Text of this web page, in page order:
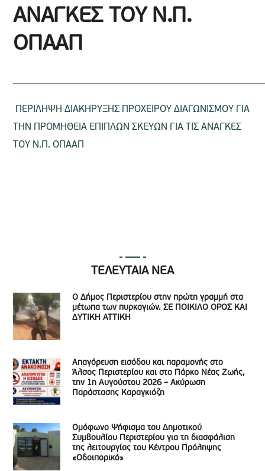
ΑΝΑΓΚΕΣ ΤΟΥ Ν.Π.
ΟΠΑΑΠ
ΠΕΡΙΛΗΨΗ ΔΙΑΚΗΡΥΞΗΣ ΠΡΟΧΕΙΡΟΥ ΔΙΑΓΩΝΙΣΜΟΥ ΓΙΑ
ΤΗΝ ΠΡΟΜΗΘΕΙΑ ΕΠΙΠΛΩΝ ΣΚΕΥΩΝ ΓΙΑ ΤΙΣ ΑΝΑΓΚΕΣ
ΤΟΥ Ν.Π. ΟΠΑΑΠ
ΤΕΛΕΥΤΑΙΑ ΝΕΑ
Ο Δήμος Περιστερίου στην πρώτη γραμμή στα
μέτωπα των πυρκαγιών. ΣΕ ΠΟΙΚΙΛΟ ΟΡΟΣ ΚΑΙ
ΔΥΤΙΚΗ ΑΤΤΙΚΗ
Απαγόρευση εισόδου και παραμονής στο
Άλσος Περιστερίου και στο Πάρκο Νέας Ζωής,
την 1η Αυγούστου 2026 – Ακύρωση
Παράστασης Καραγκιόζη
Ομόφωνο Ψήφισμα του Δημοτικού
Συμβουλίου Περιστερίου για τη διασφάλιση
της λειτουργίας του Κέντρου Πρόληψης
«Οδοιπορικό»